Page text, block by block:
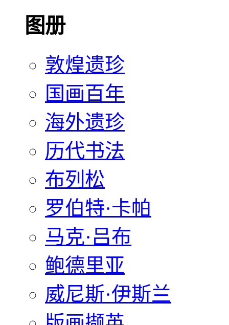
图册
敦煌遗珍
国画百年
海外遗珍
历代书法
布列松
罗伯特·卡帕
马克·吕布
鲍德里亚
威尼斯·伊斯兰